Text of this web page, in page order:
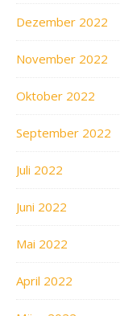
Dezember 2022
November 2022
Oktober 2022
September 2022
Juli 2022
Juni 2022
Mai 2022
April 2022